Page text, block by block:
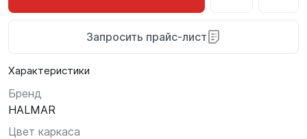
Характеристики
Бренд
HALMAR
Цвет каркаса
Запросить прайс-лист